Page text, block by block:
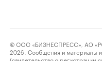
© ООО «БИЗНЕСПРЕСС», АО
2026. Сообщения и материалы